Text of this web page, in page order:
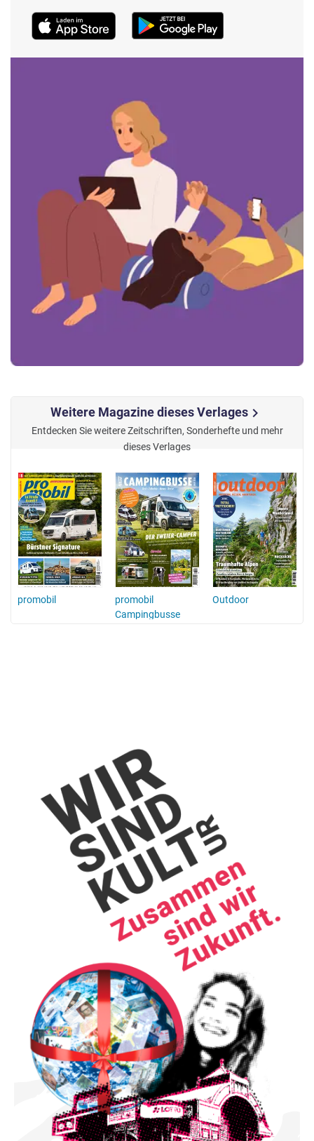
Weitere Magazine dieses Verlageschevron_right
Entdecken Sie weitere Zeitschriften, Sonderhefte und mehr
dieses Verlages
promobil
promobil
Campingbusse
Outdoor